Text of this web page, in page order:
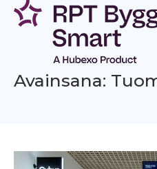
Siirry
sisältöön
Avainsana: